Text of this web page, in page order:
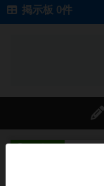
掲示板 0件